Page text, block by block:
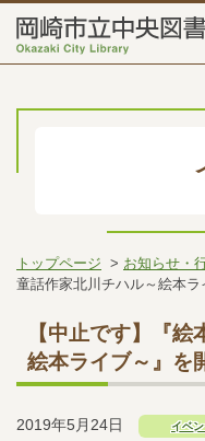
トップページ お知らせ・
童話作家北川チハル～絵本
【中止です】『
絵本ライブ～』を
2019年5月24日 イベン